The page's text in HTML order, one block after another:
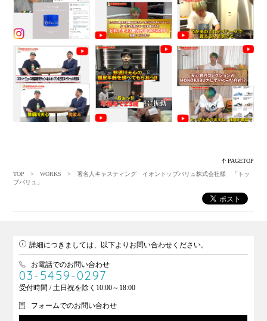
PAGETOP
TOP
>WORKS
> 著名人キャスティング イオントップバリュ株式会社様 「トッ
プバリュ」
詳細につきましては、以下よりお問い合わせください。
お電話でのお問い合わせ
03-5459-0297
受付時間 / 土日祝を除く10:00～18:00
フォームでのお問い合わせ